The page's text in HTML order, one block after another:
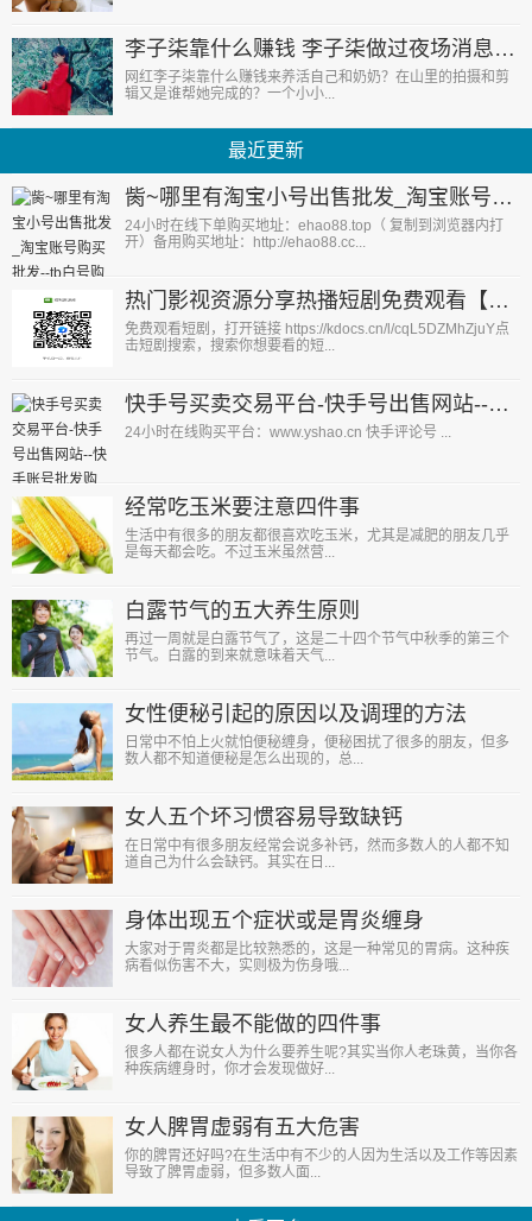
李子柒靠什么赚钱 李子柒做过夜场消息被泄天仙形象尽毁
网红李子柒靠什么赚钱来养活自己和奶奶？在山里的拍摄和剪
辑又是谁帮她完成的？一个小小...
最近更新
胔~哪里有淘宝小号出售批发_淘宝账号购买批发--tb白号购买--淘宝小号购买平台
24小时在线下单购买地址：ehao88.top（ 复制到浏览器内打
开）备用购买地址：http://ehao88.cc...
热门影视资源分享热播短剧免费观看【持续更新】
免费观看短剧，打开链接 https://kdocs.cn/l/cqL5DZMhZjuY点
击短剧搜索，搜索你想要看的短...
快手号买卖交易平台-快手号出售网站--快手账号批发购买--ks白号批发--快手小号购买平台
24小时在线购买平台：www.yshao.cn 快手评论号 ...
经常吃玉米要注意四件事
生活中有很多的朋友都很喜欢吃玉米，尤其是减肥的朋友几乎
是每天都会吃。不过玉米虽然营...
白露节气的五大养生原则
再过一周就是白露节气了，这是二十四个节气中秋季的第三个
节气。白露的到来就意味着天气...
女性便秘引起的原因以及调理的方法
日常中不怕上火就怕便秘缠身，便秘困扰了很多的朋友，但多
数人都不知道便秘是怎么出现的，总...
女人五个坏习惯容易导致缺钙
在日常中有很多朋友经常会说多补钙，然而多数人的人都不知
道自己为什么会缺钙。其实在日...
身体出现五个症状或是胃炎缠身
大家对于胃炎都是比较熟悉的，这是一种常见的胃病。这种疾
病看似伤害不大，实则极为伤身哦...
女人养生最不能做的四件事
很多人都在说女人为什么要养生呢?其实当你人老珠黄，当你各
种疾病缠身时，你才会发现做好...
女人脾胃虚弱有五大危害
你的脾胃还好吗?在生活中有不少的人因为生活以及工作等因素
导致了脾胃虚弱，但多数人面...